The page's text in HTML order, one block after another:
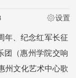
设置
年、纪念红军长征
团（惠州学院交响
州文化艺术中心歌